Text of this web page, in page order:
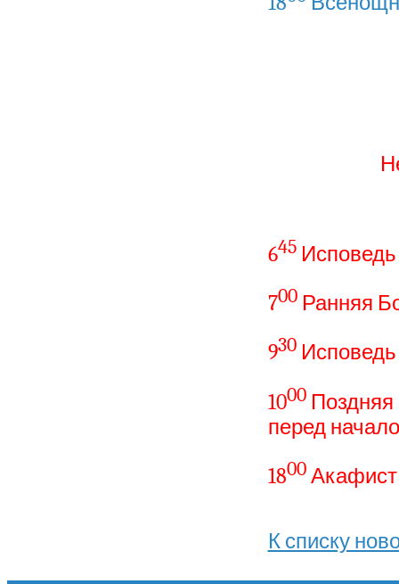
645 Исповедь
700 Ранняя
930 Исповедь
1000
перед
1800
К списку